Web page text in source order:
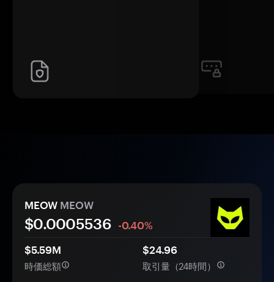
MEOW MEOW
$0.0005536
-0.40%
$5.59M
時価総額
$24.96
取引量（24時間）